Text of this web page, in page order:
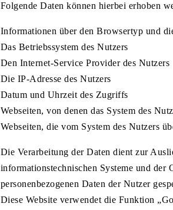
Folgende Daten können hierbei erhoben
Informationen über den Browsertyp und
Das Betriebssystem des Nutzers
Den Internet-Service Provider des Nutzers
Die IP-Adresse des Nutzers
Datum und Uhrzeit des Zugriffs
Webseiten, von denen das System des
Webseiten, die vom System des Nutzers
Die Verarbeitung der Daten dient zur
informationstechnischen Systeme und der
personenbezogenen Daten der Nutzer
Diese Website verwendet die Funktion